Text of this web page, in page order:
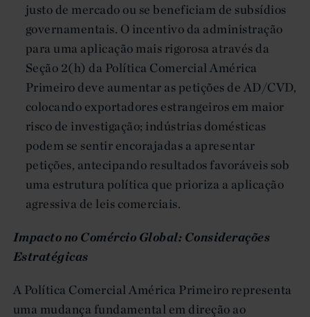
justo de mercado ou se beneficiam de subsídios
governamentais. O incentivo da administração
para uma aplicação mais rigorosa através da
Seção 2(h) da Política Comercial América
Primeiro deve aumentar as petições de AD/CVD,
colocando exportadores estrangeiros em maior
risco de investigação; indústrias domésticas
podem se sentir encorajadas a apresentar
petições, antecipando resultados favoráveis sob
uma estrutura política que prioriza a aplicação
agressiva de leis comerciais.
Impacto no Comércio Global: Considerações
Estratégicas
A Política Comercial América Primeiro representa
uma mudança fundamental em direção ao